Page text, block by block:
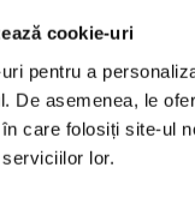
cookie-uri
pentru a
De asemenea, le
care folosiți site-ul
lor.
pentru alimente
de sport
de activitate